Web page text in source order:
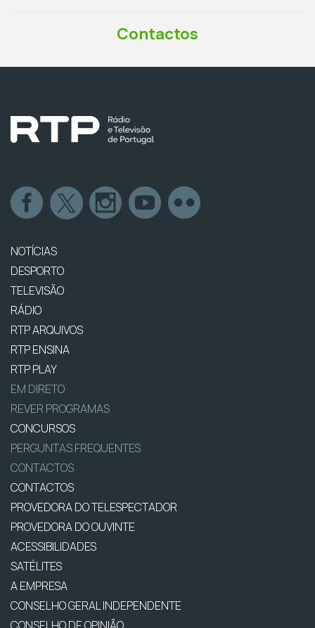
Contactos
NOTÍCIAS
DESPORTO
TELEVISÃO
RÁDIO
RTP ARQUIVOS
RTP ENSINA
RTP PLAY
EM DIRETO
REVER PROGRAMAS
CONCURSOS
PERGUNTAS FREQUENTES
CONTACTOS
CONTACTOS
PROVEDORA DO TELESPECTADOR
PROVEDORA DO OUVINTE
ACESSIBILIDADES
SATÉLITES
A EMPRESA
CONSELHO GERAL INDEPENDENTE